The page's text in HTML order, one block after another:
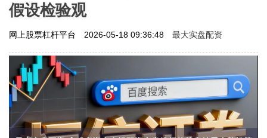
假设检验观
网上股票杠杆平台 2026-05-18 09:36:48 最大实盘配资